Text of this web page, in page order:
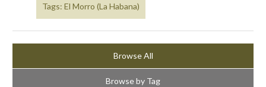
Tags: El Morro (La Habana)
Browse All
Browse by Tag